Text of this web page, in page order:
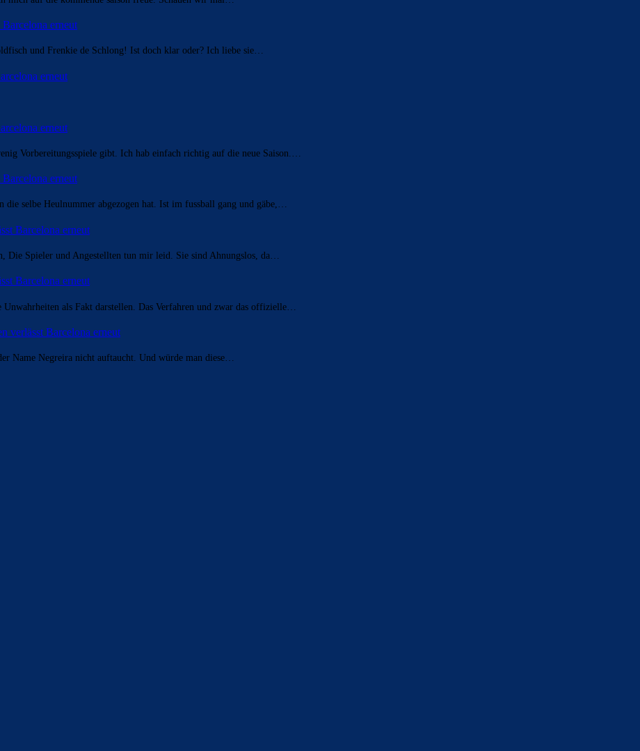
erneut
und Frenkie de Schlong! Ist doch klar oder? Ich liebe sie…
erneut
erneut
Vorbereitungsspiele gibt. Ich hab einfach richtig auf die neue Saison.…
erneut
die selbe Heulnummer abgezogen hat. Ist im fussball gang und gäbe,…
Barcelona erneut
Spieler und Angestellten tun mir leid. Sie sind Ahnungslos, da…
Barcelona erneut
als Fakt darstellen. Das Verfahren und zwar das offizielle…
verlässt Barcelona erneut
Name Negreira nicht auftaucht. Und würde man diese…